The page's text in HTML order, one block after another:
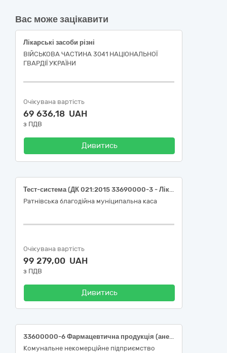
Вас може зацікавити
Лікарські засоби різні
ВІЙСЬКОВА ЧАСТИНА 3041 НАЦІОНАЛЬНОЇ
ГВАРДІЇ УКРАЇНИ
Очікувана вартість
69 636,18 UAH
з ПДВ
Дивитись
Тест-система (ДК 021:2015 33690000-3 - Лікарські засоби різні)
Ратнівська благодійна муніципальна каса
Очікувана вартість
99 279,00 UAH
з ПДВ
Дивитись
33600000-6 Фармацевтична продукція (анестетики)
Комунальне некомерційне підприємство